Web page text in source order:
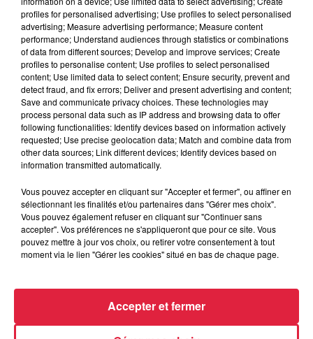
j'effectue une porte ouverte Vendeuse à Domicile, à mon
appartement 4 allée des futaies 67210 Obernai. Sonnerie
Pieri. Différentes sociétés présentes : - Captain Tortue
(textiles) -Guy Demarle (Accessoires pâtisserie et robot) -
Forever (Produits aloé vera) -Au moulin rose (lingerie) -
Légendes Gourmandes (Cuisine) 11h : dégustation des
produits légendes gourmandes 16h : Goûter/Dessert
proposé par Guy Demarle Forever proposera une
dégustation de pulpe Aloé Vera tout au long de la journée.
Un jeu sur le goût sera proposé par Légendes Gourmandes
tortue tout au long de la journée Tombola sur place avec 6
tirages au sort Venez nombreux, des idées cadeaux pour les
fêtes de fin d'année.
profiles for personalised advertising; Use profiles to select personalised
advertising; Measure advertising performance; Measure content
performance; Understand audiences through statistics or combinations
of data from different sources; Develop and improve services; Create
profiles to personalise content; Use profiles to select personalised
content; Use limited data to select content; Ensure security, prevent and
detect fraud, and fix errors; Deliver and present advertising and content;
Save and communicate privacy choices. These technologies may
process personal data such as IP address and browsing data to offer
following functionalities: Identify devices based on information actively
requested; Use precise geolocation data; Match and combine data from
other data sources; Link different devices; Identify devices based on
information transmitted automatically.
Vous pouvez accepter en cliquant sur "Accepter et fermer", ou affiner en
sélectionnant les finalités et/ou partenaires dans "Gérer mes choix".
Vous pouvez également refuser en cliquant sur "Continuer sans
accepter". Vos préférences ne s'appliqueront que pour ce site. Vous
pouvez mettre à jour vos choix, ou retirer votre consentement à tout
moment via le lien "Gérer les cookies" situé en bas de chaque page.
Accepter et fermer